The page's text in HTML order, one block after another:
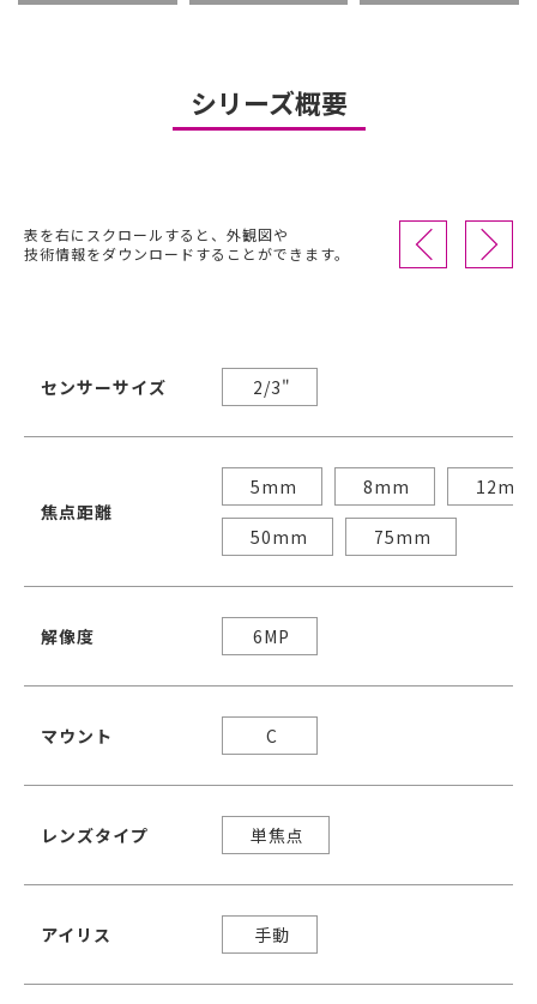
シリーズ概要
表を右にスクロールすると、外観図や
技術情報をダウンロードすることができます。
センサーサイズ 2/3"
焦点距離
5mm 8mm 12mm
50mm 75mm
解像度 6MP
マウント C
レンズタイプ 単焦点
アイリス 手動